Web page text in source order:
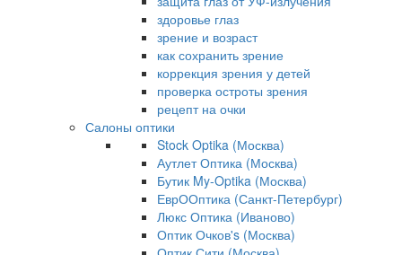
здоровье глаз
зрение и возраст
как сохранить зрение
коррекция зрения у детей
проверка остроты зрения
рецепт на очки
Салоны оптики
Stock Optika (Москва)
Аутлет Оптика (Москва)
Бутик My-Optika (Москва)
ЕврООптика (Санкт-Петербург)
Люкс Оптика (Иваново)
Оптик Очков's (Москва)